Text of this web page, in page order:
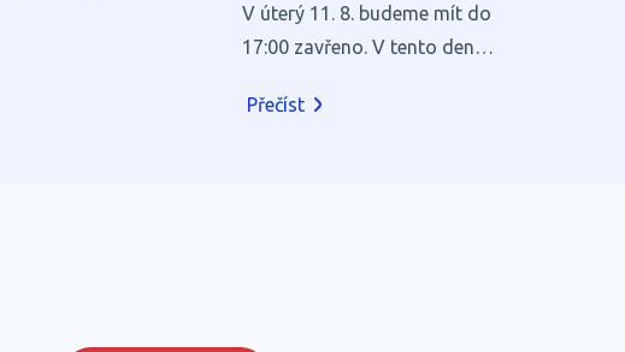
V úterý 11. 8. budeme mít do
17:00 zavřeno. V tento den
instalovat klimatizaci.
Přečíst